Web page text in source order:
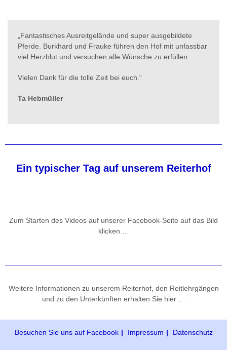
„Fantastisches Ausreitgelände und super ausgebildete
Pferde. Burkhard und Frauke führen den Hof mit unfassbar
viel Herzblut und versuchen alle Wünsche zu erfüllen.
Vielen Dank für die tolle Zeit bei euch.​“
Ta Hebmüller
Ein typischer Tag auf unserem Reiterhof
Zum Starten des Videos auf unserer Facebook-Seite auf das Bild
klicken …
Weitere Informationen zu unserem Reiterhof, den Reitlehrgängen
und zu den Unterkünften erhalten Sie hier …
Besuchen Sie uns auf Facebook Impressum Datenschutz